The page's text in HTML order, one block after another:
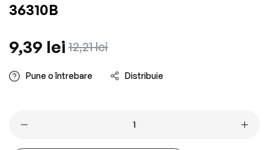
36310B
Preț
obișnuit
9,39 lei Preț
redus
12,21 lei
Pune o întrebare Distribuie